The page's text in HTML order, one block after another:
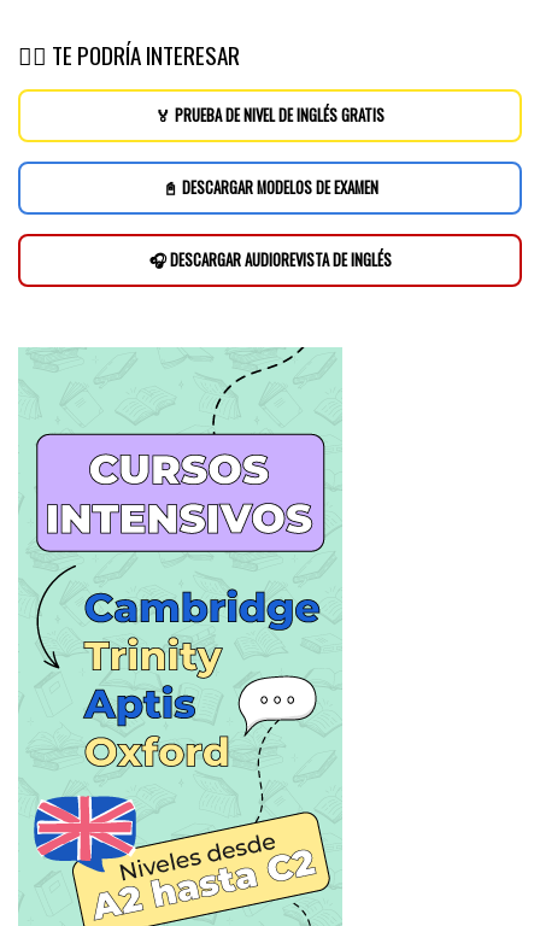
👉🏽 TE PODRÍA INTERESAR
🏅 PRUEBA DE NIVEL DE INGLÉS GRATIS
📓 DESCARGAR MODELOS DE EXAMEN
🎧 DESCARGAR AUDIOREVISTA DE INGLÉS